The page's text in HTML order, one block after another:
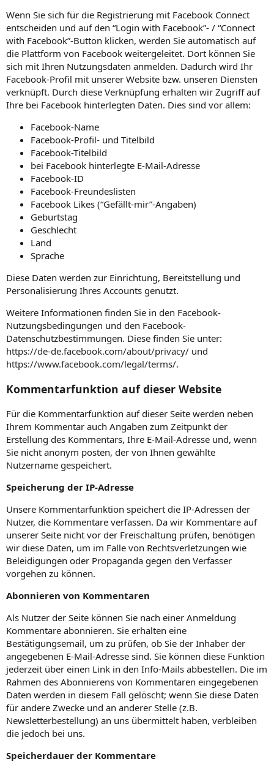
Wenn Sie sich für die Registrierung mit Facebook Connect
entscheiden und auf den “Login with Facebook”- / “Connect
with Facebook”-Button klicken, werden Sie automatisch auf
die Plattform von Facebook weitergeleitet. Dort können Sie
sich mit Ihren Nutzungsdaten anmelden. Dadurch wird Ihr
Facebook-Profil mit unserer Website bzw. unseren Diensten
verknüpft. Durch diese Verknüpfung erhalten wir Zugriff auf
Ihre bei Facebook hinterlegten Daten. Dies sind vor allem:
Facebook-Name
Facebook-Profil- und Titelbild
Facebook-Titelbild
bei Facebook hinterlegte E-Mail-Adresse
Facebook-ID
Facebook-Freundeslisten
Facebook Likes (“Gefällt-mir”-Angaben)
Geburtstag
Geschlecht
Land
Sprache
Diese Daten werden zur Einrichtung, Bereitstellung und
Personalisierung Ihres Accounts genutzt.
Weitere Informationen finden Sie in den Facebook-
Nutzungsbedingungen und den Facebook-
Datenschutzbestimmungen. Diese finden Sie unter:
https://de-de.facebook.com/about/privacy/ und
https://www.facebook.com/legal/terms/.
Kommentarfunktion auf dieser Website
Für die Kommentarfunktion auf dieser Seite werden neben
Ihrem Kommentar auch Angaben zum Zeitpunkt der
Erstellung des Kommentars, Ihre E-Mail-Adresse und, wenn
Sie nicht anonym posten, der von Ihnen gewählte
Nutzername gespeichert.
Speicherung der IP-Adresse
Unsere Kommentarfunktion speichert die IP-Adressen der
Nutzer, die Kommentare verfassen. Da wir Kommentare auf
unserer Seite nicht vor der Freischaltung prüfen, benötigen
wir diese Daten, um im Falle von Rechtsverletzungen wie
Beleidigungen oder Propaganda gegen den Verfasser
vorgehen zu können.
Abonnieren von Kommentaren
Als Nutzer der Seite können Sie nach einer Anmeldung
Kommentare abonnieren. Sie erhalten eine
Bestätigungsemail, um zu prüfen, ob Sie der Inhaber der
angegebenen E-Mail-Adresse sind. Sie können diese Funktion
jederzeit über einen Link in den Info-Mails abbestellen. Die im
Rahmen des Abonnierens von Kommentaren eingegebenen
Daten werden in diesem Fall gelöscht; wenn Sie diese Daten
für andere Zwecke und an anderer Stelle (z.B.
Newsletterbestellung) an uns übermittelt haben, verbleiben
die jedoch bei uns.
Speicherdauer der Kommentare